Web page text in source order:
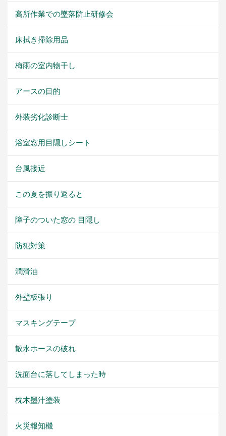
高所作業での墜落防止研修会
床拭き掃除用品
梅雨の室内物干し
アースの目的
外装劣化診断士
浴室窓用目隠しシート
台風接近
この夏を振り返ると
障子のついた窓の 目隠し
防犯対策
潤滑油
外壁板張り
マスキングテープ
散水ホースの破れ
洗面台に落してしまった時
枕木墨汁塗装
火災報知機